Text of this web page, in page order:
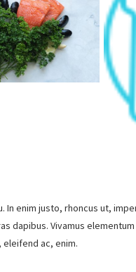
enim justo, rhoncus ut,
dapibus. Vivamus elementum